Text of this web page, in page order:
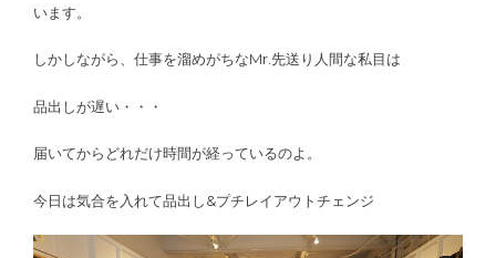
います。
しかしながら、仕事を溜めがちなMr.先送り人間な私目は
品出しが遅い・・・
届いてからどれだけ時間が経っているのよ。
今日は気合を入れて品出し&プチレイアウトチェンジ